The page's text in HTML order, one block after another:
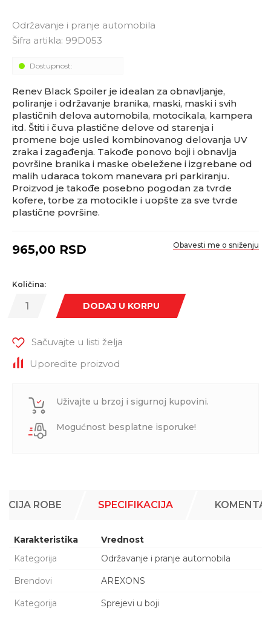
Održavanje i pranje automobila
Šifra artikla: 99D053
Dostupnost:
Renev Black Spoiler je idealan za obnavljanje,
poliranje i održavanje branika, maski, maski i svih
plastičnih delova automobila, motocikala, kampera
itd. Štiti i čuva plastične delove od starenja i
promene boje usled kombinovanog delovanja UV
zraka i zagađenja. Takođe ponovo boji i obnavlja
površine branika i maske obeležene i izgrebane od
malih udaraca tokom manevara pri parkiranju.
Proizvod je takođe posebno pogodan za tvrde
kofere, torbe za motocikle i uopšte za sve tvrde
plastične površine.
965,00 RSD Obavesti me o sniženju
Količina:
DODAJ U KORPU
Sačuvajte u listi želja
Uporedite proizvod
Uživajte u brzoj i sigurnoj kupovini.
Mogućnost besplatne isporuke!
ROBE SPECIFIKACIJA
Karakteristika
Vrednost
Kategorija
Održavanje i pranje automobila
Brendovi AREXONS
Kategorija Sprejevi u boji